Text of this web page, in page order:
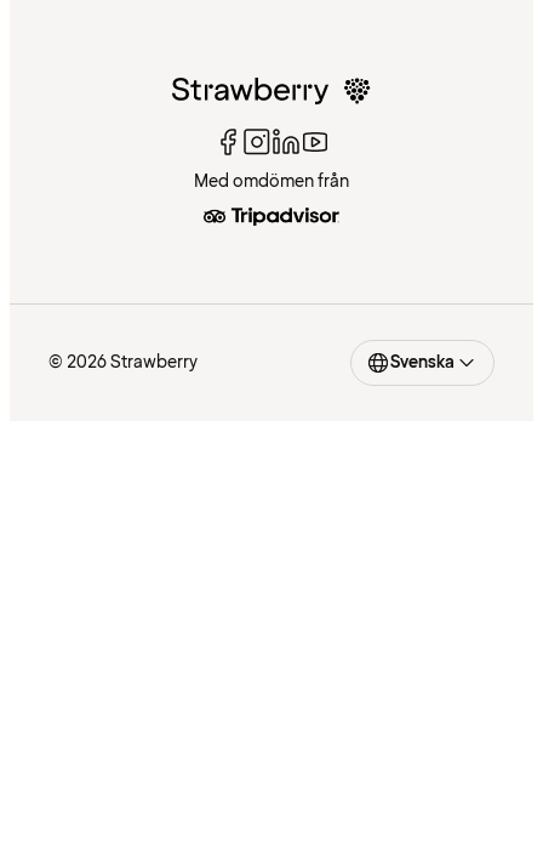
Med omdömen från
© 2026 Strawberry Svenska